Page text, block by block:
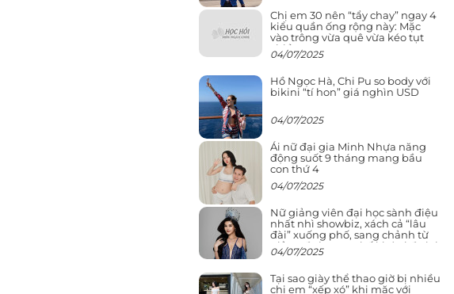
Chị em 30 nên “tẩy chay” ngay 4
kiểu quần ống rộng này: Mặc
vào trông vừa quê vừa kéo tụt
chiều cao
04/07/2025
Hồ Ngọc Hà, Chi Pu so body với
bikini “tí hon” giá nghìn USD
04/07/2025
Ái nữ đại gia Minh Nhựa năng
động suốt 9 tháng mang bầu
con thứ 4
04/07/2025
Nữ giảng viên đại học sành điệu
nhất nhì showbiz, xách cả “lâu
đài” xuống phố, sang chảnh từ
giảng đường ra phố khó ai đọ lại
04/07/2025
Tại sao giày thể thao giờ bị nhiều
chị em “xếp xó” khi mặc với